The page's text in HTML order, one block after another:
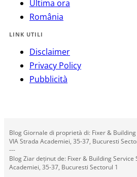
Ultima ora
România
LINK UTILI
Disclaimer
Privacy Policy
Pubblicità
Blog Giornale di proprietà di: Fixer & Building
VIA Strada Academiei, 35-37, Bucuresti
---
Blog Ziar deținut de: Fixer & Building Service
Academiei, 35-37, Bucuresti Sectorul 1